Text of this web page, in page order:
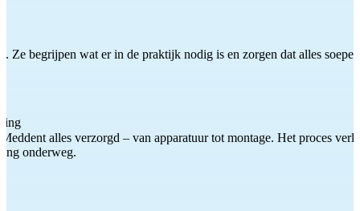
Ze begrijpen wat er in de praktijk nodig is en zorgen dat alles
alles verzorgd – van apparatuur tot montage. Het proces
onderweg.